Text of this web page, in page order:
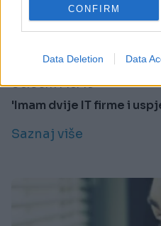
CONFIRM
Data Deletion Data
06.03.17. 16:49
'Imam dvije IT firme i
Saznaj više